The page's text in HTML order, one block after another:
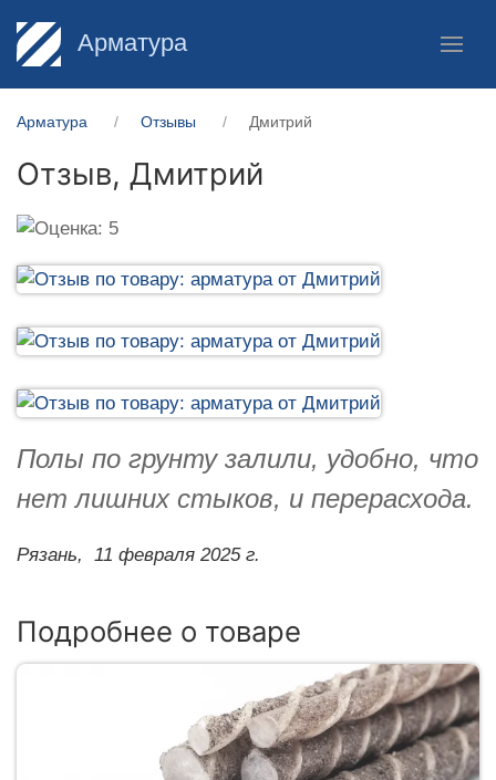
Арматура
Арматура Отзывы Дмитрий
Отзыв, Дмитрий
Полы по грунту залили, удобно, что
нет лишних стыков, и перерасхода.
Рязань, 11 февраля 2025 г.
Подробнее о товаре